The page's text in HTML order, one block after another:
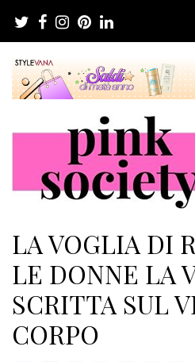
contenuto
Pink Society
LA VOGLIA DI
LE DONNE LA
SCRITTA SUL
CORPO